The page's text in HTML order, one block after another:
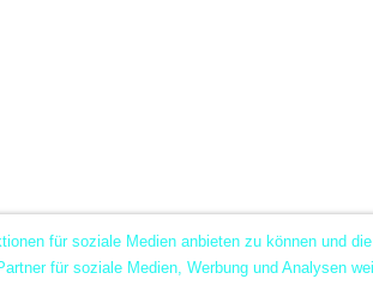
für soziale Medien anbieten zu können und
für soziale Medien, Werbung und Analysen